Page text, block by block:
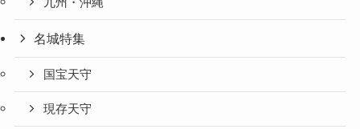
名城特集
国宝天守
現存天守